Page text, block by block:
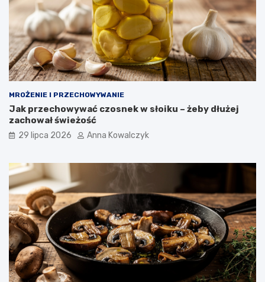
MROŻENIE I PRZECHOWYWANIE
Jak przechowywać czosnek w słoiku – żeby dłużej
zachował świeżość
29 lipca 2026 Anna Kowalczyk